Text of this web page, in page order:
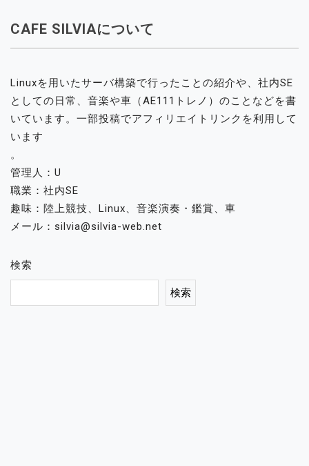
CAFE SILVIAについて
Linuxを用いたサーバ構築で行ったことの紹介や、社内SE
としての日常、音楽や車（AE111トレノ）のことなどを書
いています。一部投稿でアフィリエイトリンクを利用して
います
。
管理人：U
職業：社内SE
趣味：陸上競技、Linux、音楽演奏・鑑賞、車
メール：silvia@silvia-web.net
検索
検索